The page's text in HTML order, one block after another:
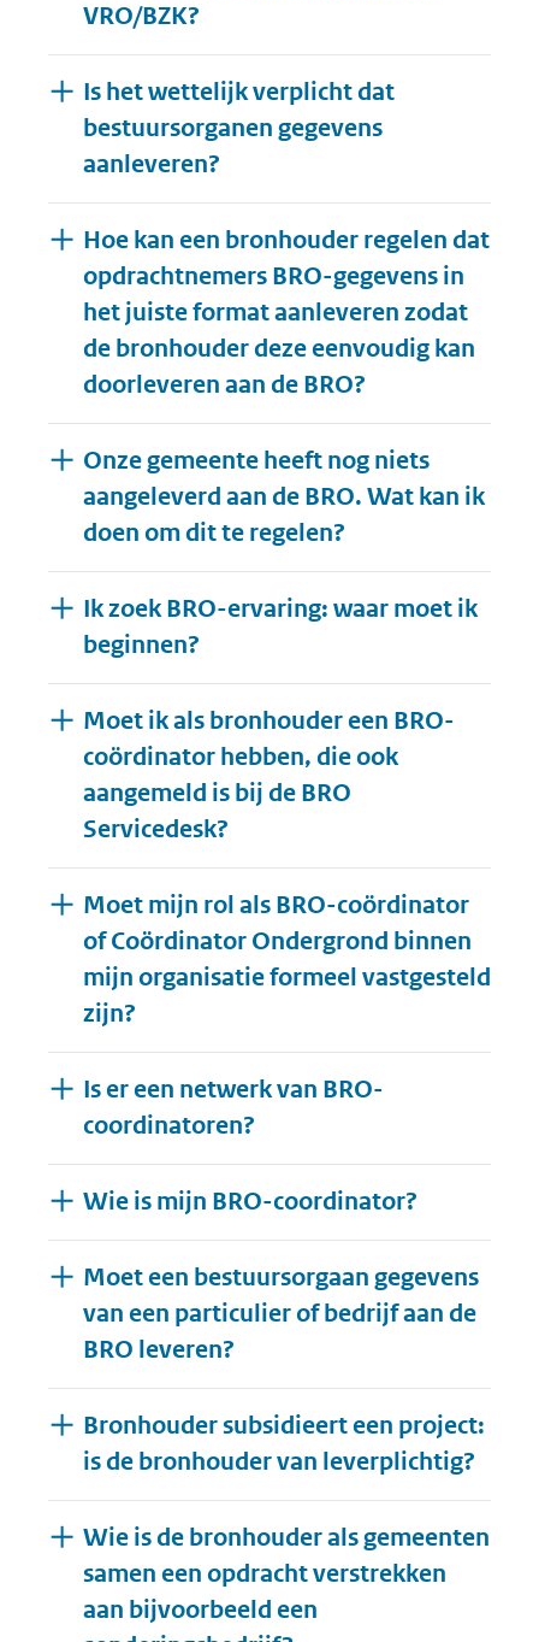
VRO/BZK?
Is het wettelijk verplicht dat
bestuursorganen gegevens
aanleveren?
Hoe kan een bronhouder regelen dat
opdrachtnemers BRO-gegevens in
het juiste format aanleveren zodat
de bronhouder deze eenvoudig kan
doorleveren aan de BRO?
Onze gemeente heeft nog niets
aangeleverd aan de BRO. Wat kan ik
doen om dit te regelen?
Ik zoek BRO-ervaring: waar moet ik
beginnen?
Moet ik als bronhouder een BRO-
coördinator hebben, die ook
aangemeld is bij de BRO
Servicedesk?
Moet mijn rol als BRO-coördinator
of Coördinator Ondergrond binnen
mijn organisatie formeel vastgesteld
zijn?
Is er een netwerk van BRO-
coordinatoren?
Wie is mijn BRO-coordinator?
Moet een bestuursorgaan gegevens
van een particulier of bedrijf aan de
BRO leveren?
Bronhouder subsidieert een project:
is de bronhouder van leverplichtig?
Wie is de bronhouder als gemeenten
samen een opdracht verstrekken
aan bijvoorbeeld een